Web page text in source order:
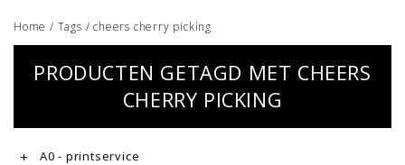
Home / Tags /cheers cherry picking
PRODUCTEN GETAGD MET CHEERS
CHERRY PICKING
A0 - printservice